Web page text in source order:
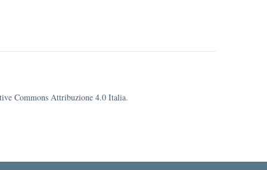
Commons Attribuzione 4.0 Italia.